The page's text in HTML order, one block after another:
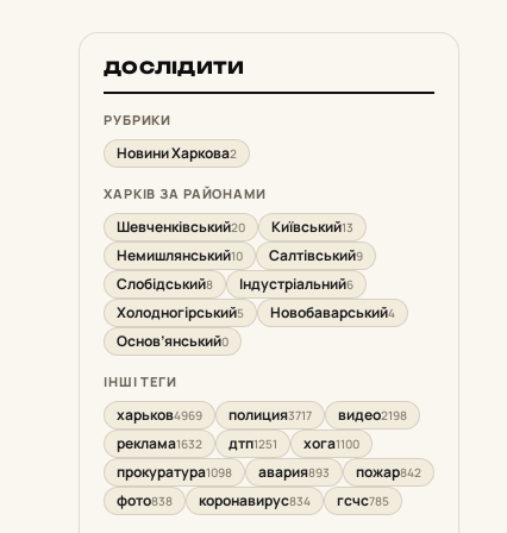
ДОСЛІДИТИ
РУБРИКИ
Новини Харкова2
ХАРКІВ ЗА РАЙОНАМИ
Шевченківський20 Київський13
Немишлянський10 Салтівський9
Слобідський8 Індустріальний6
Холодногірський5 Новобаварський4
Основ’янський0
ІНШІ ТЕГИ
харьков4969 полиция3717 видео2198
реклама1632 дтп1251 хога1100
прокуратура1098 авария893 пожар842
фото838 коронавирус834 гсчс785